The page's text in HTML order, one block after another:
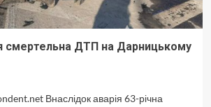
смертельна ДТП на Дарницькому
Внаслідок аварія 63-річна